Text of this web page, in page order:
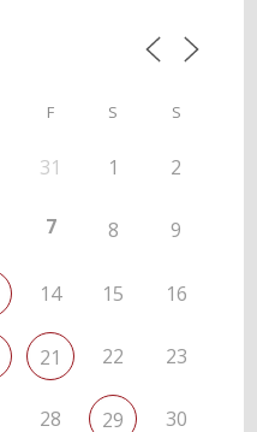
F S S
31 1 2
7 8 9
14 15 16
21 22 23
28 29 30